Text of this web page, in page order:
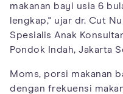
makanan bayi usia 6
lengkap," ujar dr. Cut
Spesialis Anak
Pondok Indah, Jakarta
Moms, porsi makanan
dengan frekuensi